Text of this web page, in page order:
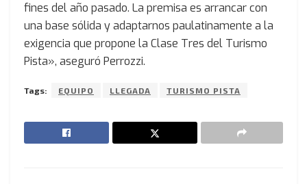
fines del año pasado. La premisa es arrancar con
una base sólida y adaptarnos paulatinamente a la
exigencia que propone la Clase Tres del Turismo
Pista», aseguró Perrozzi.
Tags: EQUIPO LLEGADA TURISMO PISTA